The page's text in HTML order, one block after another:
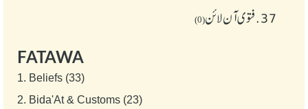
37. فتوی آن لائن(0)
FATAWA
1. Beliefs (33)
2. Bida'At & Customs (23)